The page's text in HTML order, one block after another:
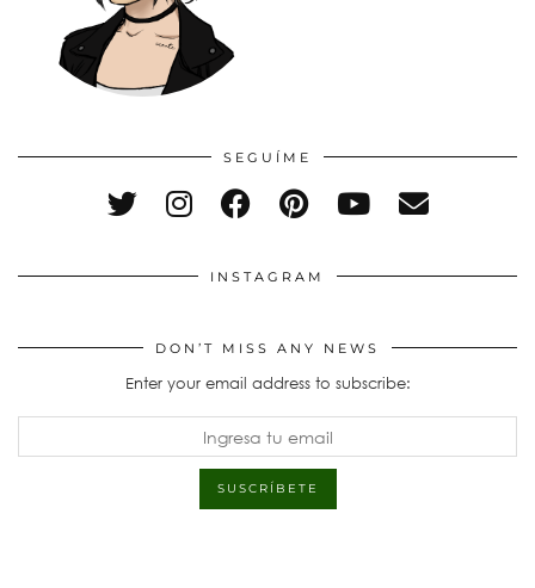
SEGUÍME
INSTAGRAM
DON’T MISS ANY NEWS
Enter your email address to subscribe: